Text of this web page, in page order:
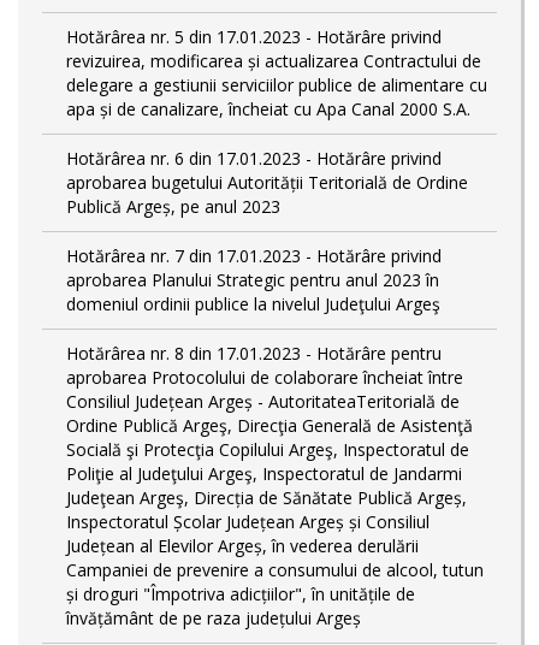
Hotărârea nr. 5 din 17.01.2023 - Hotărâre privind
revizuirea, modificarea și actualizarea Contractului de
delegare a gestiunii serviciilor publice de alimentare cu
apa și de canalizare, încheiat cu Apa Canal 2000 S.A.
Hotărârea nr. 6 din 17.01.2023 - Hotărâre privind
aprobarea bugetului Autorității Teritorială de Ordine
Publică Argeș, pe anul 2023
Hotărârea nr. 7 din 17.01.2023 - Hotărâre privind
aprobarea Planului Strategic pentru anul 2023 în
domeniul ordinii publice la nivelul Judeţului Argeş
Hotărârea nr. 8 din 17.01.2023 - Hotărâre pentru
aprobarea Protocolului de colaborare încheiat între
Consiliul Județean Argeș - AutoritateaTeritorială de
Ordine Publică Argeş, Direcţia Generală de Asistenţă
Socială şi Protecţia Copilului Argeş, Inspectoratul de
Poliţie al Judeţului Argeş, Inspectoratul de Jandarmi
Judeţean Argeş, Direcția de Sănătate Publică Argeș,
Inspectoratul Școlar Județean Argeș și Consiliul
Județean al Elevilor Argeș, în vederea derulării
Campaniei de prevenire a consumului de alcool, tutun
și droguri "Împotriva adicțiilor", în unitățile de
învățământ de pe raza județului Argeș